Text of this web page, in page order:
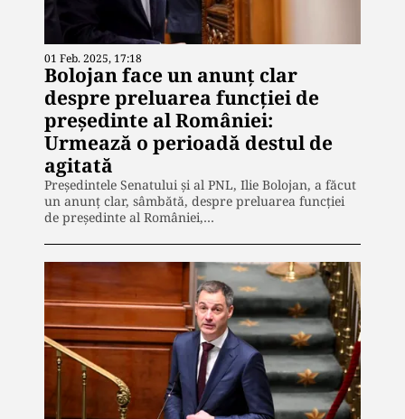
01 Feb. 2025, 17:18
Bolojan face un anunț clar
despre preluarea funcției de
președinte al României:
Urmează o perioadă destul de
agitată
Președintele Senatului și al PNL, Ilie Bolojan, a făcut
un anunț clar, sâmbătă, despre preluarea funcției
de președinte al României,…